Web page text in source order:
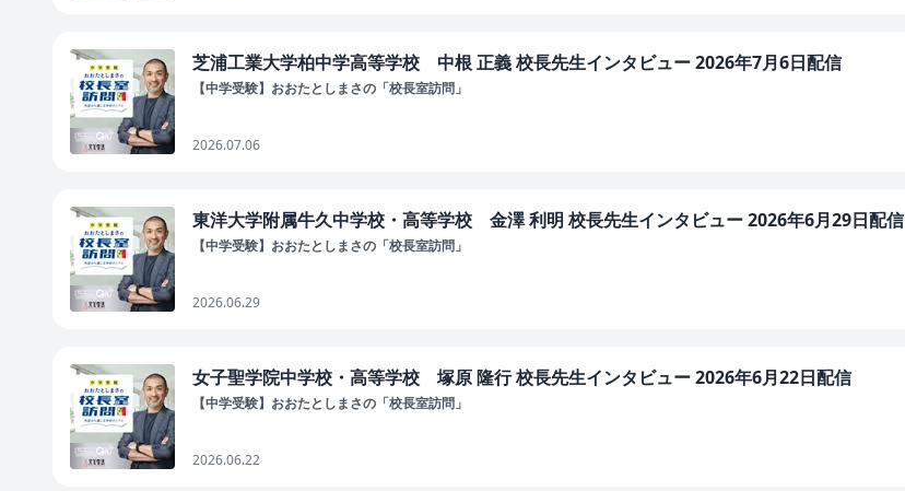
芝浦工業大学柏中学高等学校 中根 正義 校長先生インタビュー 2026年7月6日配信
【中学受験】おおたとしまさの「校長室訪問」
2026.07.06
東洋大学附属牛久中学校・高等学校 金澤 利明 校長先生インタビュー 2026年6月29日配信
【中学受験】おおたとしまさの「校長室訪問」
2026.06.29
女子聖学院中学校・高等学校 塚原 隆行 校長先生インタビュー 2026年6月22日配信
【中学受験】おおたとしまさの「校長室訪問」
2026.06.22